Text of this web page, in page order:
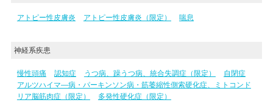
アトピー性皮膚炎 アトピー性皮膚炎（限定） 喘息
神経系疾患
慢性頭痛 認知症 うつ病、躁うつ病、統合失調症（限定）
自閉症
アルツハイマ―病・パーキンソン病・筋萎縮性側索硬化症、ミトコンド
リア脳筋肉症（限定）
多発性硬化症（限定）